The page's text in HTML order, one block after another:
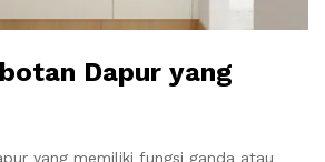
Dapur yang
yang memiliki fungsi ganda atau